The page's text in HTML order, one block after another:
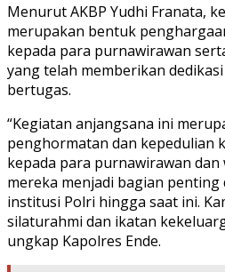
Menurut AKBP Yudhi Franata,
merupakan bentuk
kepada para purnawirawan
yang telah memberikan
bertugas.
“Kegiatan anjangsana ini
penghormatan dan kepedulian
kepada para purnawirawan
mereka menjadi bagian penting
institusi Polri hingga saat ini.
silaturahmi dan ikatan
ungkap Kapolres Ende.